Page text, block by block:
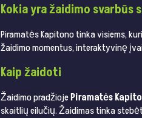
Kokia yra žaidimo svarbūs
Piramatės Kapitono tinka visiems,
žaidimo momentus, interaktyvinę
Kaip žaidoti
Žaidimo pradžiojePiramatės
skaitlių eilučių. Žaidimas tinka